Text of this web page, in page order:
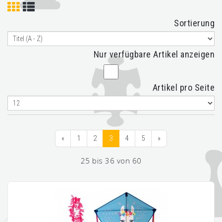
Sortierung
Nur verfügbare Artikel anzeigen
Artikel pro Seite
« 1 2 3 4 5 »
25 bis 36 von 60